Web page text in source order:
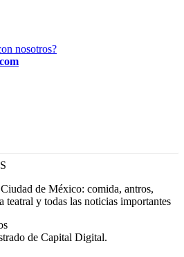
nosotros?
de México: comida, antros,
teatral y todas las noticias importantes
de Capital Digital.